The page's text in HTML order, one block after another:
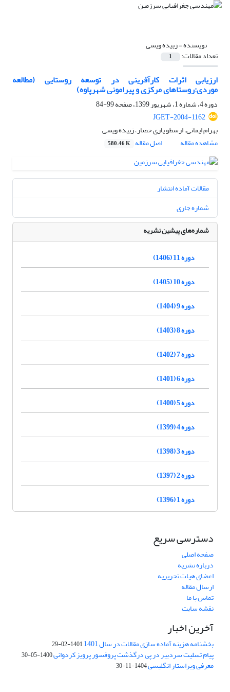
نویسنده =زبیده ویسی
تعداد مقالات: 1
ارزیابی اثرات کارآفرینی در توسعه روستایی (مطالعه
موردی:روستاهای مرکزی و پیرامونی شهرپاوه)
دوره 4، شماره 1، شهریور 1399، صفحه
99-84
JGET-2004-1162
بهرام ایمانی، ارسطو یاری حصار، زبیده ویسی
مشاهده مقاله
اصل مقاله 580.46 K
مقالات آماده انتشار
شماره جاری
شماره‌های پیشین نشریه
دوره 11 (1406)
دوره 10 (1405)
دوره 9 (1404)
دوره 8 (1403)
دوره 7 (1402)
دوره 6 (1401)
دوره 5 (1400)
دوره 4 (1399)
دوره 3 (1398)
دوره 2 (1397)
دوره 1 (1396)
دسترسی سریع
صفحه اصلی
درباره نشریه
اعضای هیات تحریریه
ارسال مقاله
تماس با ما
نقشه سایت
آخرین اخبار
بخشنامه هزینه آماده سازی مقالات در سال 1401 1401-02-29
پیام تسلیت سردبیر در پی درگذشت پروفسور پرویز کردوانی1400-05-30
معرفی ویراستار انگلیسی1404-11-30